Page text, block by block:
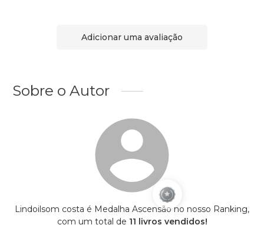
Adicionar uma avaliação
Sobre o Autor
Lindoilsom costa é Medalha Ascensão no nosso Ranking,
com um total de 11 livros vendidos!